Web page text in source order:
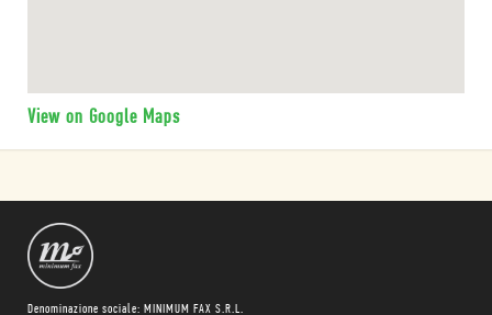
View on Google Maps
Denominazione sociale: MINIMUM FAX S.R.L.